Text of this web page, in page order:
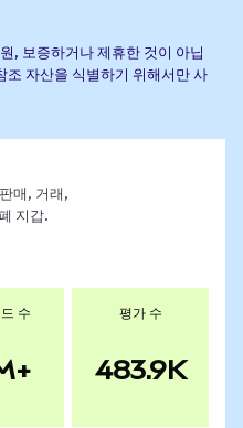
, 보증하거나 제휴한 것이 아닙
조 자산을 식별하기 위해서만 사
매, 거래,
지갑.
수 평가 수
483.9K